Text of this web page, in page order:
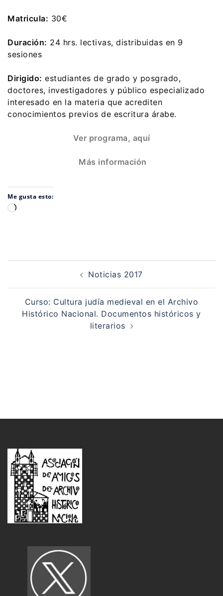
Matricula: 30€
Duración: 24 hrs. lectivas, distribuidas en 9
sesiones
Dirigido: estudiantes de grado y posgrado,
doctores, investigadores y público especializado
interesado en la materia que acrediten
conocimientos previos de escritura árabe.
Ver programa, aquí
Más información
Me gusta esto:
Cargando...
Navegación
entradas
Noticias 2017
Curso: Cultura judía medieval en el Archivo
Histórico Nacional. Documentos históricos y
literarios